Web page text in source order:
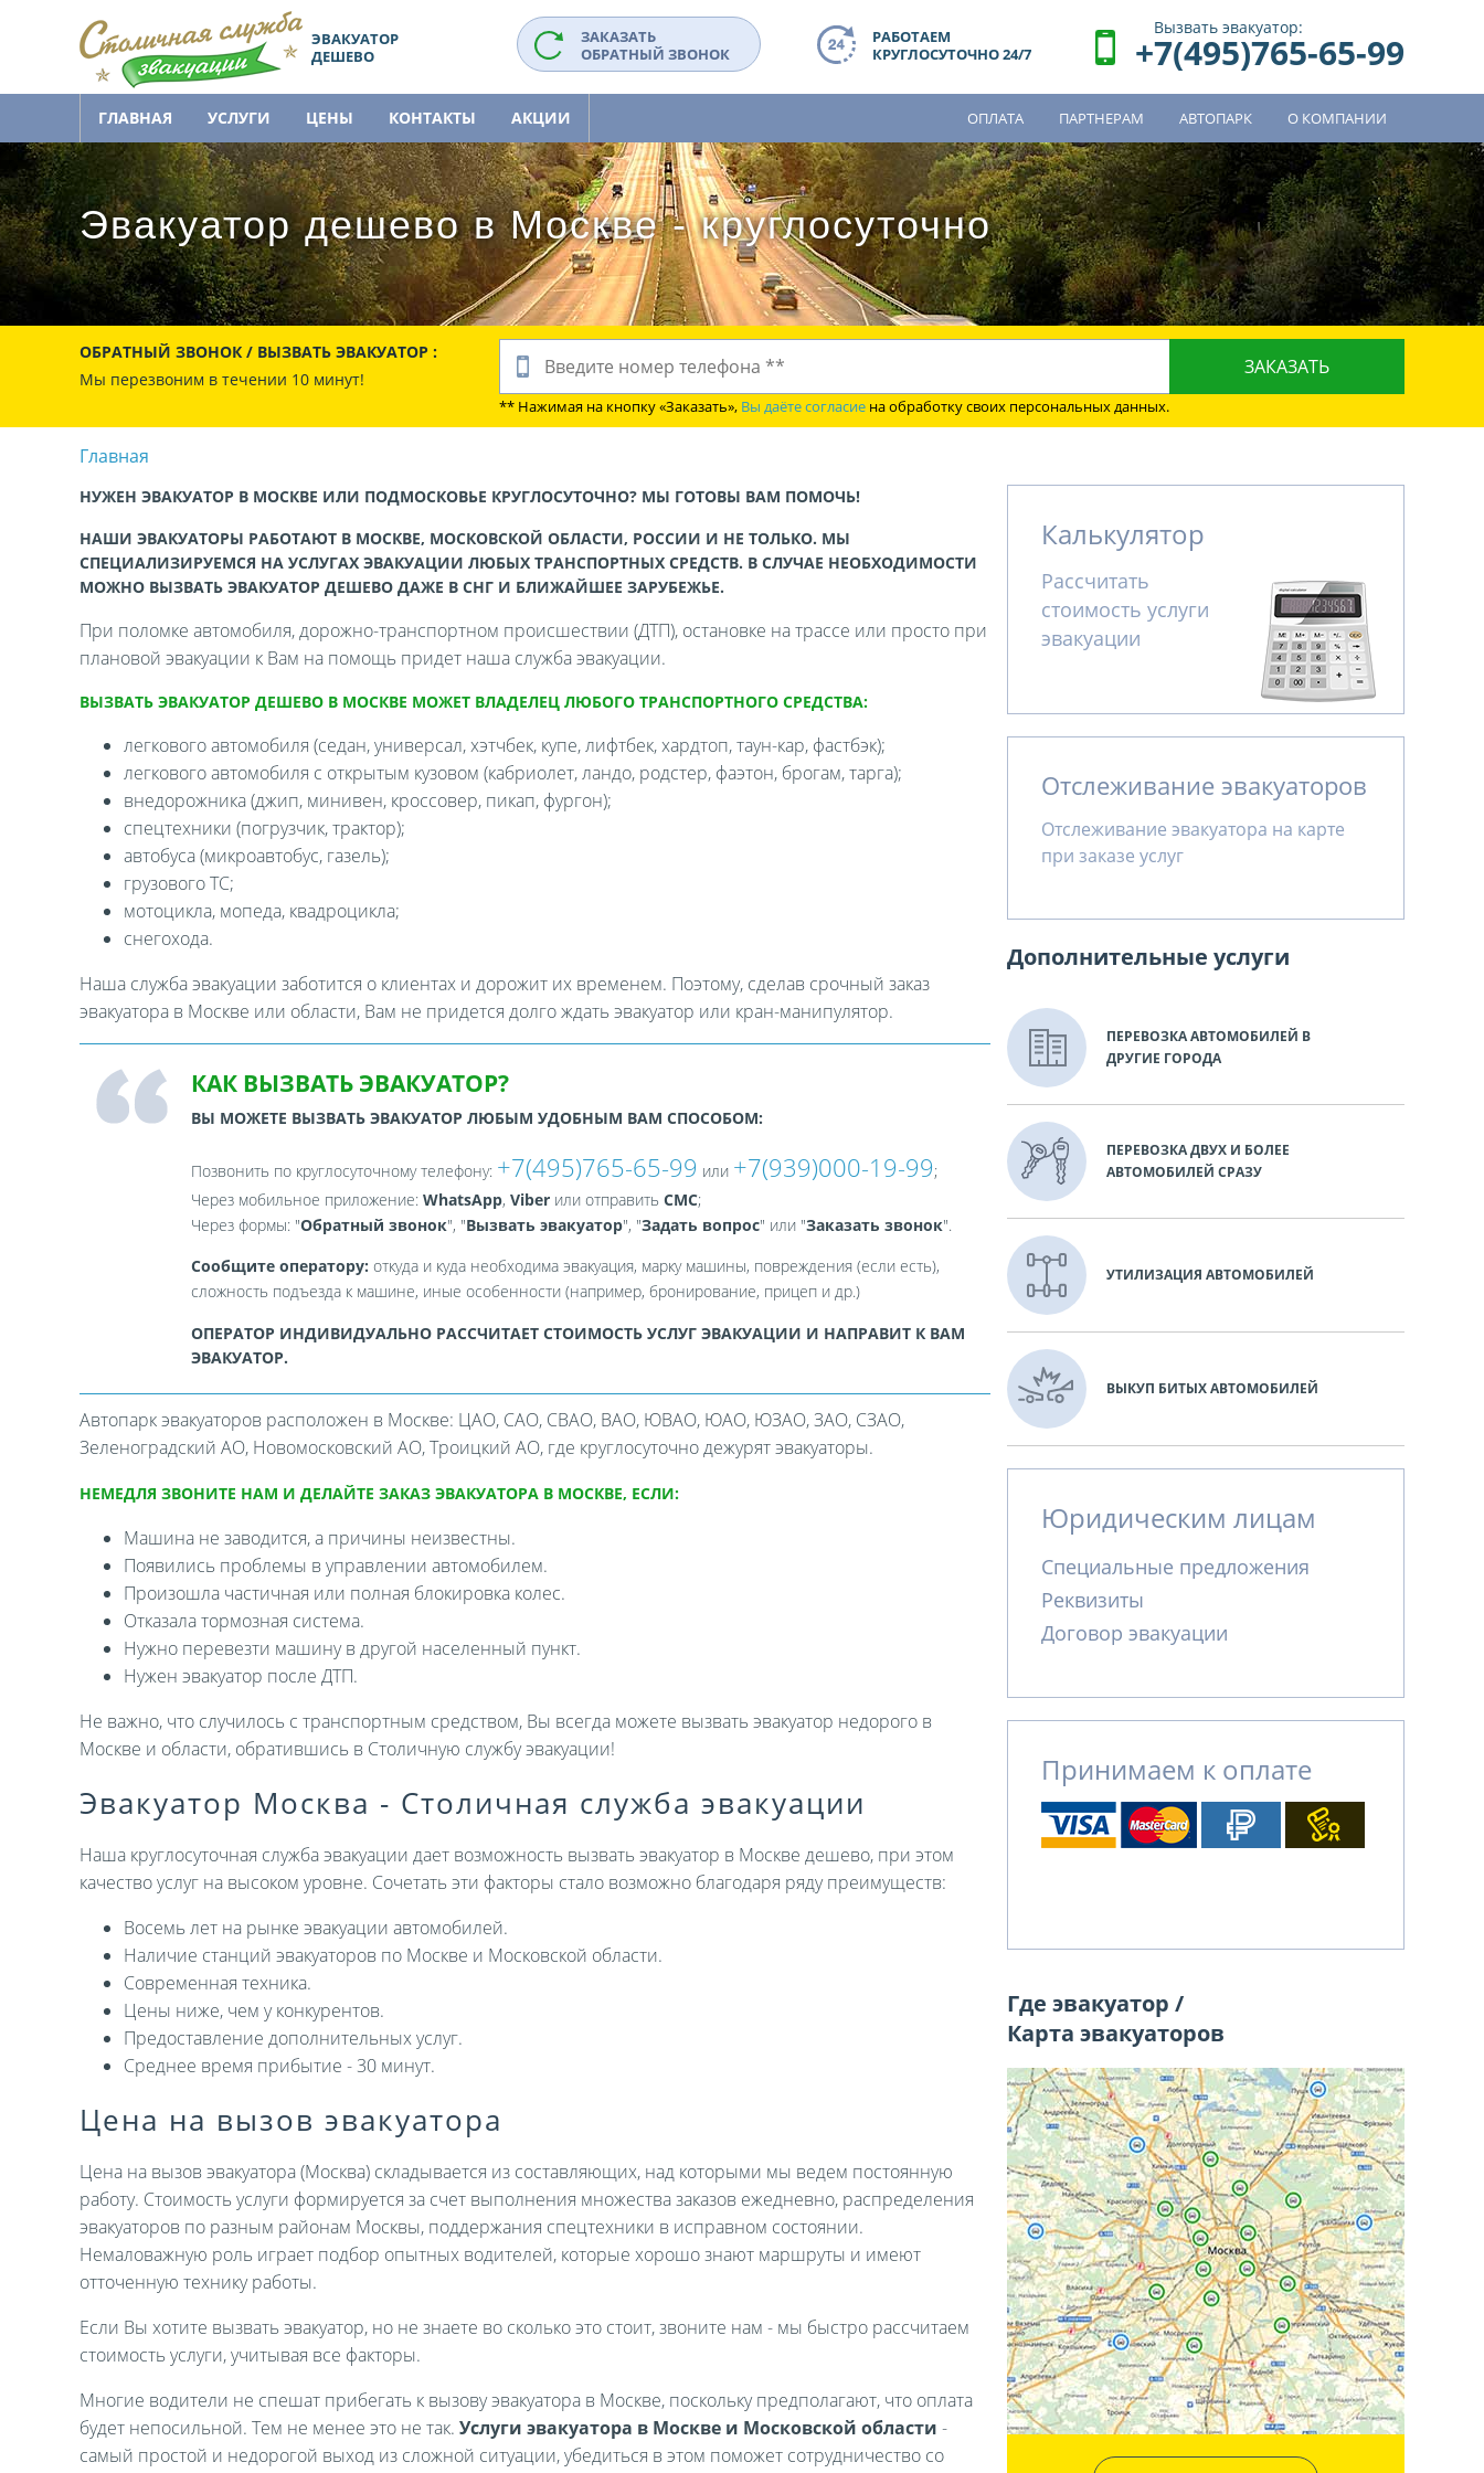
ЭВАКУАТОР
ДЕШЕВО
ЗАКАЗАТЬ
ОБРАТНЫЙ ЗВОНОК
РАБОТАЕМ
КРУГЛОСУТОЧНО 24/7
Вызвать эвакуатор:
+7(495)765-65-99
ГЛАВНАЯ УСЛУГИ ЦЕНЫ КОНТАКТЫ АКЦИИ ОПЛАТА ПАРТНЕРАМ АВТОПАРК О КОМПАНИИ
Эвакуатор дешево в Москве - круглосуточно
ОБРАТНЫЙ ЗВОНОК / ВЫЗВАТЬ ЭВАКУАТОР :
Мы перезвоним в течении 10 минут!
** Нажимая на кнопку «Заказать», Вы даёте согласие на обработку своих персональных данных.
Главная
НУЖЕН ЭВАКУАТОР В МОСКВЕ ИЛИ ПОДМОСКОВЬЕ КРУГЛОСУТОЧНО? МЫ ГОТОВЫ ВАМ ПОМОЧЬ!
НАШИ ЭВАКУАТОРЫ РАБОТАЮТ В МОСКВЕ, МОСКОВСКОЙ ОБЛАСТИ, РОССИИ И НЕ ТОЛЬКО. МЫ
СПЕЦИАЛИЗИРУЕМСЯ НА УСЛУГАХ ЭВАКУАЦИИ ЛЮБЫХ ТРАНСПОРТНЫХ СРЕДСТВ. В СЛУЧАЕ НЕОБХОДИМОСТИ
МОЖНО ВЫЗВАТЬ ЭВАКУАТОР ДЕШЕВО ДАЖЕ В СНГ И БЛИЖАЙШЕЕ ЗАРУБЕЖЬЕ.
При поломке автомобиля, дорожно-транспортном происшествии (ДТП), остановке на трассе или просто при
плановой эвакуации к Вам на помощь придет наша служба эвакуации.
ВЫЗВАТЬ ЭВАКУАТОР ДЕШЕВО В МОСКВЕ МОЖЕТ ВЛАДЕЛЕЦ ЛЮБОГО ТРАНСПОРТНОГО СРЕДСТВА:
легкового автомобиля (седан, универсал, хэтчбек, купе, лифтбек, хардтоп, таун-кар, фастбэк);
легкового автомобиля с открытым кузовом (кабриолет, ландо, родстер, фаэтон, брогам, тарга);
внедорожника (джип, минивен, кроссовер, пикап, фургон);
спецтехники (погрузчик, трактор);
автобуса (микроавтобус, газель);
грузового ТС;
мотоцикла, мопеда, квадроцикла;
снегохода.
Наша служба эвакуации заботится о клиентах и дорожит их временем. Поэтому, сделав срочный заказ
эвакуатора в Москве или области, Вам не придется долго ждать эвакуатор или кран-манипулятор.
КАК ВЫЗВАТЬ ЭВАКУАТОР?
ВЫ МОЖЕТЕ ВЫЗВАТЬ ЭВАКУАТОР ЛЮБЫМ УДОБНЫМ ВАМ СПОСОБОМ:
Позвонить по круглосуточному телефону: +7(495)765-65-99 или +7(939)000-19-99;
Через мобильное приложение: WhatsApp, Viberили отправить СМС;
Через формы: "Обратный звонок", "Вызвать эвакуатор", "Задать вопрос" или "Заказать звонок".
Сообщите оператору: откуда и куда необходима эвакуация, марку машины, повреждения (если есть),
сложность подъезда к машине, иные особенности (например, бронирование, прицеп и др.)
ОПЕРАТОР ИНДИВИДУАЛЬНО РАССЧИТАЕТ СТОИМОСТЬ УСЛУГ ЭВАКУАЦИИ И НАПРАВИТ К ВАМ
ЭВАКУАТОР.
Автопарк эвакуаторов расположен в Москве: ЦАО, САО, СВАО, ВАО, ЮВАО, ЮАО, ЮЗАО, ЗАО, СЗАО,
Зеленоградский АО, Новомосковский АО, Троицкий АО, где круглосуточно дежурят эвакуаторы.
НЕМЕДЛЯ ЗВОНИТЕ НАМ И ДЕЛАЙТЕ ЗАКАЗ ЭВАКУАТОРА В МОСКВЕ, ЕСЛИ:
Машина не заводится, а причины неизвестны.
Появились проблемы в управлении автомобилем.
Произошла частичная или полная блокировка колес.
Отказала тормозная система.
Нужно перевезти машину в другой населенный пункт.
Нужен эвакуатор после ДТП.
Не важно, что случилось с транспортным средством, Вы всегда можете вызвать эвакуатор недорого в
Москве и области, обратившись в Столичную службу эвакуации!
Эвакуатор Москва - Столичная служба эвакуации
Наша круглосуточная служба эвакуации дает возможность вызвать эвакуатор в Москве дешево, при этом
качество услуг на высоком уровне. Сочетать эти факторы стало возможно благодаря ряду преимуществ:
Восемь лет на рынке эвакуации автомобилей.
Наличие станций эвакуаторов по Москве и Московской области.
Современная техника.
Цены ниже, чем у конкурентов.
Предоставление дополнительных услуг.
Среднее время прибытие - 30 минут.
Цена на вызов эвакуатора
Цена на вызов эвакуатора (Москва) складывается из составляющих, над которыми мы ведем постоянную
работу. Стоимость услуги формируется за счет выполнения множества заказов ежедневно, распределения
эвакуаторов по разным районам Москвы, поддержания спецтехники в исправном состоянии.
Немаловажную роль играет подбор опытных водителей, которые хорошо знают маршруты и имеют
отточенную технику работы.
Если Вы хотите вызвать эвакуатор, но не знаете во сколько это стоит, звоните нам - мы быстро рассчитаем
стоимость услуги, учитывая все факторы.
Многие водители не спешат прибегать к вызову эвакуатора в Москве, поскольку предполагают, что оплата
будет непосильной. Тем не менее это не так. Услуги эвакуатора в Москве и Московской области -
самый простой и недорогой выход из сложной ситуации, убедиться в этом поможет сотрудничество со
Калькулятор
Рассчитать
стоимость услуги
эвакуации
Отслеживание эвакуаторов
Отслеживание эвакуатора на карте
при заказе услуг
Дополнительные услуги
ПЕРЕВОЗКА АВТОМОБИЛЕЙ В
ДРУГИЕ ГОРОДА
ПЕРЕВОЗКА ДВУХ И БОЛЕЕ
АВТОМОБИЛЕЙ СРАЗУ
УТИЛИЗАЦИЯ АВТОМОБИЛЕЙ
ВЫКУП БИТЫХ АВТОМОБИЛЕЙ
Юридическим лицам
Специальные предложения
Реквизиты
Договор эвакуации
Принимаем к оплате
Где эвакуатор /
Карта эвакуаторов